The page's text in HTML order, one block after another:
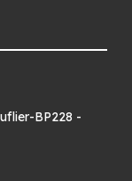
BP228 -